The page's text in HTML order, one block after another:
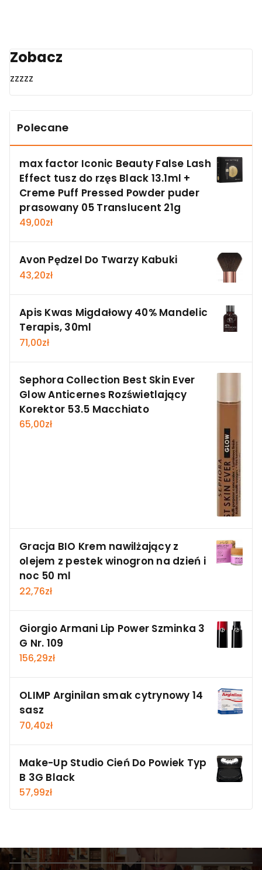
Zobacz
zzzzz
Polecane
max factor Iconic Beauty False Lash
Effect tusz do rzęs Black 13.1ml +
Creme Puff Pressed Powder puder
prasowany 05 Translucent 21g
49,00zł
Avon Pędzel Do Twarzy Kabuki
43,20zł
Apis Kwas Migdałowy 40% Mandelic
Terapis, 30ml
71,00zł
Sephora Collection Best Skin Ever
Glow Anticernes Rozświetlający
Korektor 53.5 Macchiato
65,00zł
Gracja BIO Krem nawilżający z
olejem z pestek winogron na dzień i
noc 50 ml
22,76zł
Giorgio Armani Lip Power Szminka 3
G Nr. 109
156,29zł
OLIMP Arginilan smak cytrynowy 14
sasz
70,40zł
Make-Up Studio Cień Do Powiek Typ
B 3G Black
57,99zł